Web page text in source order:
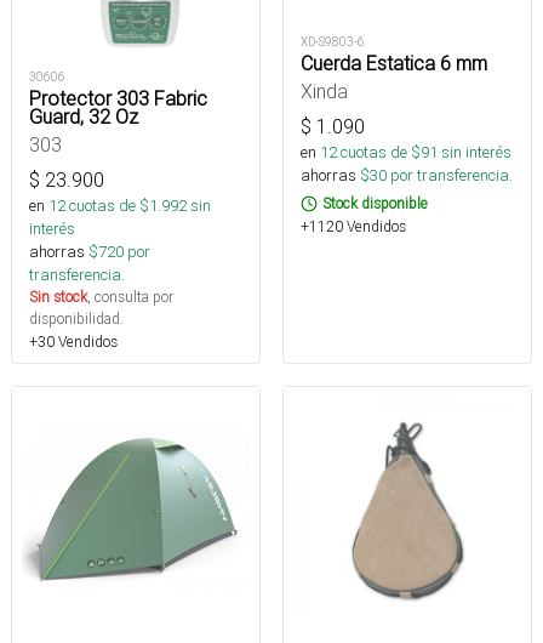
30606
Protector 303 Fabric
Guard, 32 Oz
303
$ 23.900
en 12cuotas de $1.992sin
interés
ahorras $720 por
transferencia.
Sin stock, consulta por
disponibilidad.
+30 Vendidos
XD-S9803-6
Cuerda Estatica 6 mm
Xinda
$ 1.090
en 12cuotas de $91 sin interés
ahorras $30 por transferencia.
Stock disponible
+1120 Vendidos